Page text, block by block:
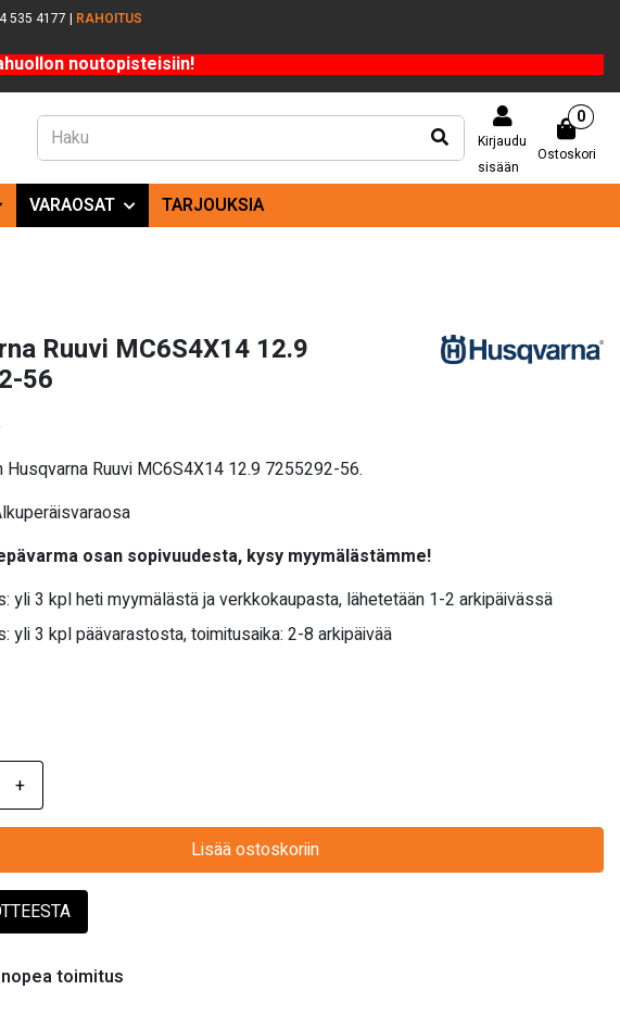
535 4177 | RAHOITUS
noutopisteisiin!
Kirjaudu
sisään
Ostoskori
0
VARAOSAT TARJOUKSIA
Ruuvi MC6S4X14 12.9
56
Husqvarna Ruuvi MC6S4X14 12.9 7255292-56.
osan sopivuudesta, kysy myymälästämme!
yli 3 kpl heti myymälästä ja verkkokaupasta, lähetetään 1-2 arkipäivässä
yli 3 kpl päävarastosta, toimitusaika: 2-8 arkipäivää
Lisää ostoskoriin
toimitus